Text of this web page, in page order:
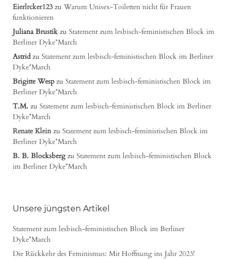
Eierlrcker123 zu Warum Unisex-Toiletten nicht für Frauen
funktionieren
Juliana Brustik zu Statement zum lesbisch-feministischen Block im
Berliner Dyke*March
Astridzu Statement zum lesbisch-feministischen Block im Berliner
Dyke*March
Brigitte Wespzu Statement zum lesbisch-feministischen Block im
Berliner Dyke*March
T.M. zu Statement zum lesbisch-feministischen Block im Berliner
Dyke*March
Renate Kleinzu Statement zum lesbisch-feministischen Block im
Berliner Dyke*March
B. B. Blocksbergzu Statement zum lesbisch-feministischen Block
im Berliner Dyke*March
Unsere jüngsten Artikel
Statement zum lesbisch-feministischen Block im Berliner
Dyke*March
Die Rückkehr des Feminismus: Mit Hoffnung ins Jahr 2023!